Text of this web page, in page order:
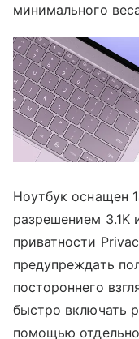
минимального
Ноутбук оснащен
разрешением 3.1K
приватности
предупреждать
постороннего
быстро включать
помощью